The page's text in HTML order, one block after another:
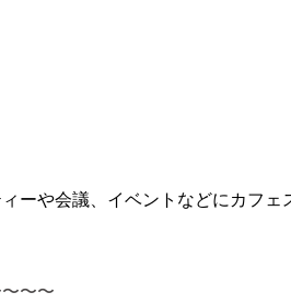
ーや会議、イベントなどにカフ
〜〜